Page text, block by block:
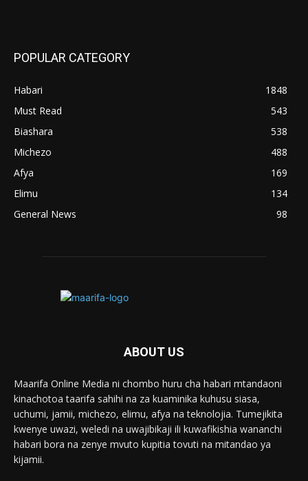
POPULAR CATEGORY
Habari
1848
Must Read
543
Biashara
538
Michezo
488
Afya
169
Elimu
134
General News
98
ABOUT US
Maarifa Online Media ni chombo huru cha habari mtandaoni
kinachotoa taarifa sahihi na za kuaminika kuhusu siasa,
uchumi, jamii, michezo, elimu, afya na teknolojia. Tumejikita
kwenye uwazi, weledi na uwajibikaji ili kuwafikishia wananchi
habari bora na zenye mvuto kupitia tovuti na mitandao ya
kijamii.